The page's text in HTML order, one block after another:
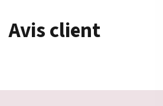
Avis client